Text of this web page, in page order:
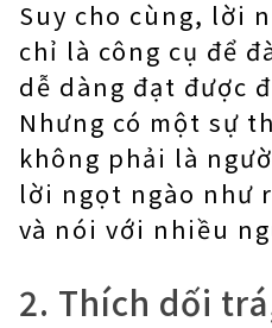
Suy cho cùng, lời
chỉ là công cụ để
dễ dàng đạt được
Nhưng có một sự
không phải là
lời ngọt ngào như
và nói với nhiều
2. Thích dối